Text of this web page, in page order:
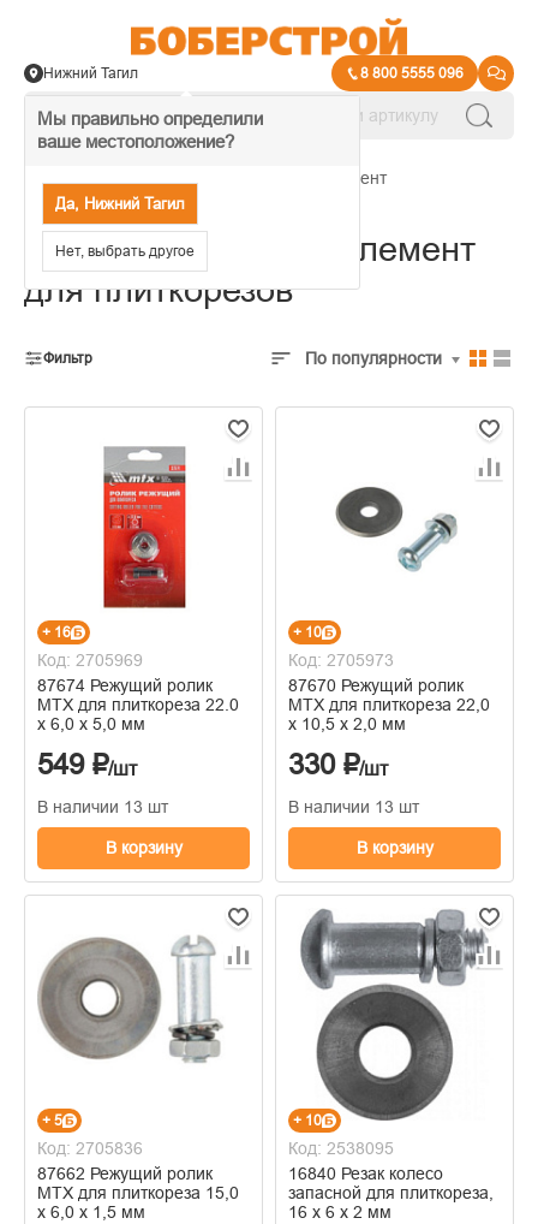
Мы правильно определили
ваше местоположение?
Да, Нижний Тагил
Нет, выбрать другое
Нижний Тагил 8 800 5555 096
Штукатурно-отделочный инструмент
Сменный режущий элемент
для плиткорезов
Фильтр По популярности
+ 16
Код: 2705969
87674 Режущий ролик
MTX для плиткореза 22.0
х 6,0 х 5,0 мм
549 ₽/шт
В наличии 13 шт
В корзину
+ 10
Код: 2705973
87670 Режущий ролик
MTX для плиткореза 22,0
х 10,5 х 2,0 мм
330 ₽/шт
В наличии 13 шт
В корзину
+ 5
Код: 2705836
87662 Режущий ролик
MTX для плиткореза 15,0
x 6,0 x 1,5 мм
+ 10
Код: 2538095
16840 Резак колесо
запасной для плиткореза,
16 х 6 х 2 мм